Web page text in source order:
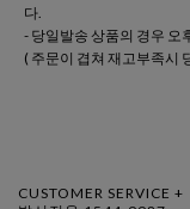
다.
- 당일발송 상품의 경우 오
( 주문이 겹쳐 재고부족시
CUSTOMER SERVICE +